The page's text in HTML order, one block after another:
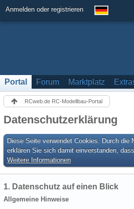
Anmelden oder registrieren
Portal Forum Marktplatz
RCweb.de RC-Modellbau-Portal
Datenschutzerklärung
Diese Seite verwendet Cookies. Durch die
erklären Sie sich damit einverstanden,
Weitere Informationen
1. Datenschutz auf einen Blick
Allgemeine Hinweise